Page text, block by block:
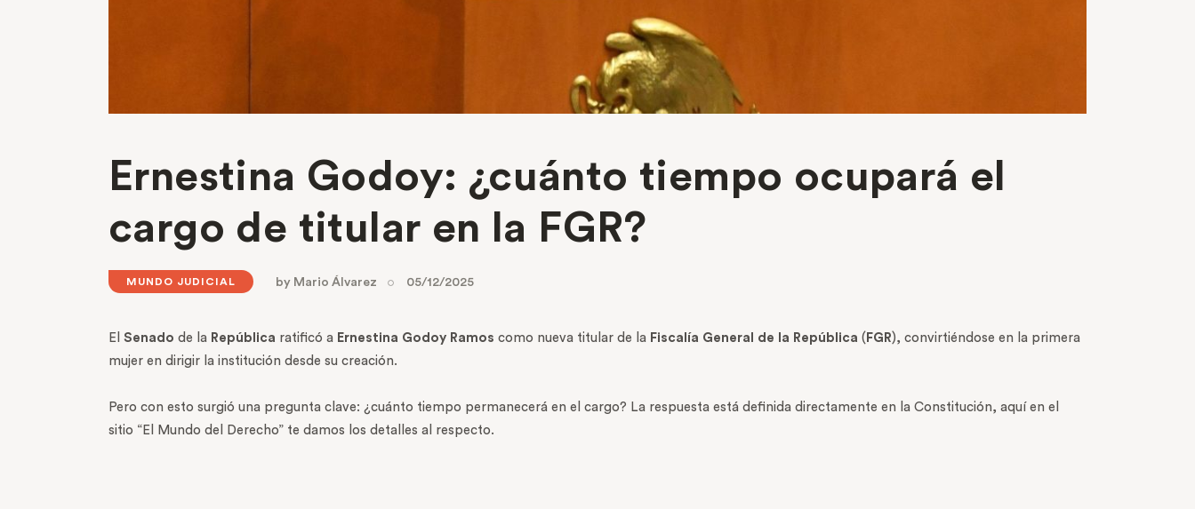
Ernestina Godoy: ¿cuánto tiempo ocupará el
cargo de titular en la FGR?
MUNDO JUDICIAL by Mario Álvarez 05/12/2025
El Senado de la República ratificó a Ernestina Godoy Ramos como nueva titular de la Fiscalía General de la República ( FGR), convirtiéndose en la primera
mujer en dirigir la institución desde su creación.
Pero con esto surgió una pregunta clave: ¿cuánto tiempo permanecerá en el cargo? La respuesta está definida directamente en la Constitución, aquí en el
sitio “El Mundo del Derecho” te damos los detalles al respecto.